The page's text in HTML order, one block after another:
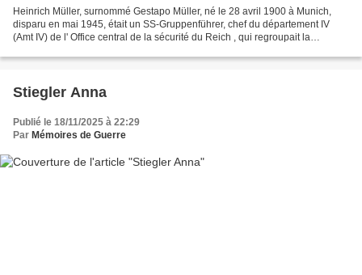
Heinrich Müller, surnommé Gestapo Müller, né le 28 avril 1900 à Munich,
disparu en mai 1945, était un SS-Gruppenführer, chef du département IV
(Amt IV) de l' Office central de la sécurité du Reich , qui regroupait la
Stiegler Anna
Publié le 18/11/2025 à 22:29
Par Mémoires de Guerre